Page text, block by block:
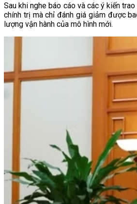
Sau khi nghe báo cáo và các ý kiến
chính trị mà chỉ đánh giá giảm được
lượng vận hành của mô hình mới.